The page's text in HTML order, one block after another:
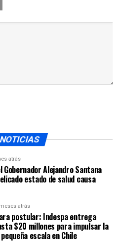
atrás
Gobernador Alejandro Santana
estado de salud causa
atrás
postular: Indespa entrega
$20 millones para impulsar la
escala en Chile